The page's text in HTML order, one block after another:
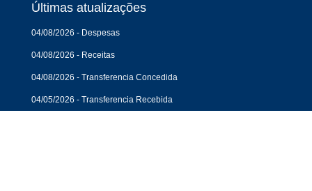
Últimas atualizações
04/08/2026 - Despesas
04/08/2026 - Receitas
04/08/2026 - Transferencia Concedida
04/05/2026 - Transferencia Recebida